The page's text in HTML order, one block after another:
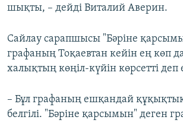
шықты, – дейді Виталий Аверин.
Сайлау сарапшысы "Бәріне
графаның Тоқаевтан кейін ең көп
халықтың көңіл-күйін көрсетті деп
– Бұл графаның ешқандай
белгілі. "Бәріне қарсымын" деген